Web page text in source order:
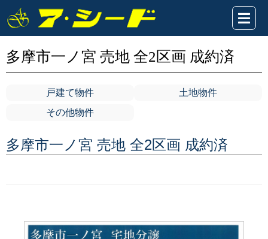
多摩市一ノ宮 売地 全2区画 成約済
戸建て物件
土地物件
その他物件
多摩市一ノ宮 売地 全2区画 成約済